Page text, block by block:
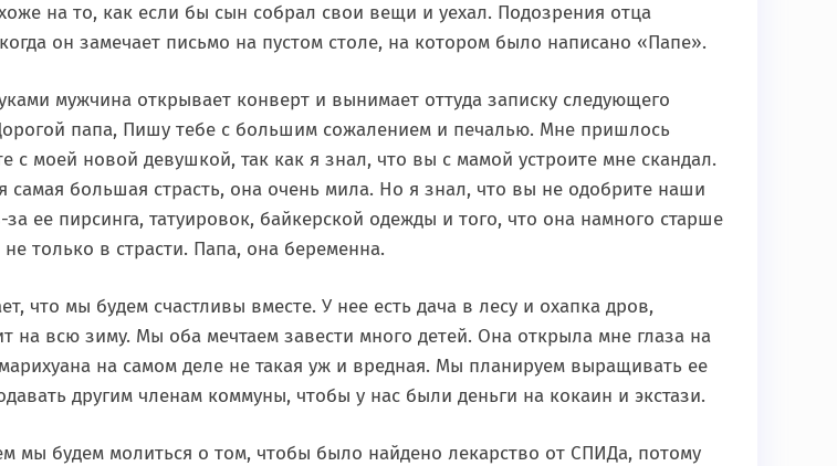
на то, как если бы сын собрал свои вещи и уехал. Подозрения отца
он замечает письмо на пустом столе, на котором было написано «Папе».
мужчина открывает конверт и вынимает оттуда записку следующего
папа, Пишу тебе с большим сожалением и печалью. Мне пришлось
с моей новой девушкой, так как я знал, что вы с мамой устроите мне скандал.
самая большая страсть, она очень мила. Но я знал, что вы не одобрите наши
ее пирсинга, татуировок, байкерской одежды и того, что она намного старше
только в страсти. Папа, она беременна.
что мы будем счастливы вместе. У нее есть дача в лесу и охапка дров,
на всю зиму. Мы оба мечтаем завести много детей. Она открыла мне глаза на
на самом деле не такая уж и вредная. Мы планируем выращивать ее
другим членам коммуны, чтобы у нас были деньги на кокаин и экстази.
мы будем молиться о том, чтобы было найдено лекарство от СПИДа, потому